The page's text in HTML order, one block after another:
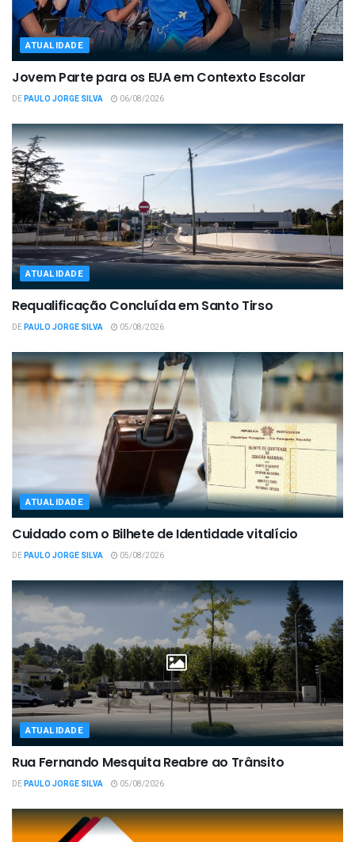
ATUALIDADE
Jovem Parte para os EUA em Contexto Escolar
DEPAULO JORGE SILVA 06/08/2026
ATUALIDADE
Requalificação Concluída em Santo Tirso
DEPAULO JORGE SILVA 05/08/2026
ATUALIDADE
Cuidado com o Bilhete de Identidade vitalício
DEPAULO JORGE SILVA 05/08/2026
ATUALIDADE
Rua Fernando Mesquita Reabre ao Trânsito
DEPAULO JORGE SILVA 05/08/2026